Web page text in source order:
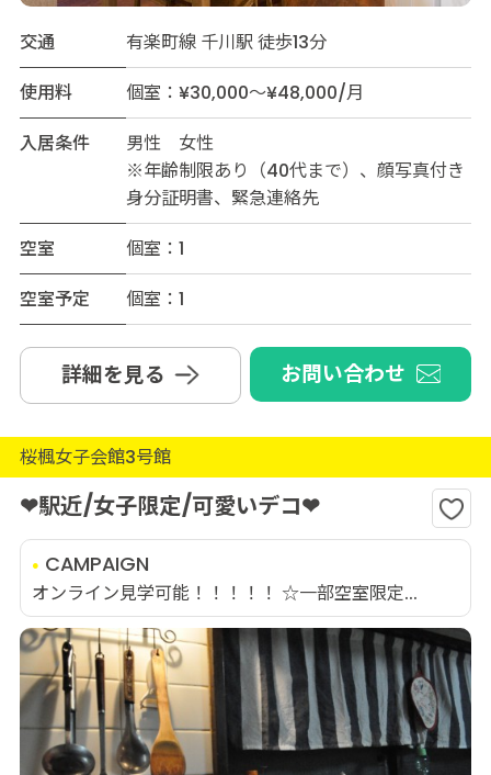
交通
有楽町線 千川駅 徒歩13分
使用料
個室：¥30,000～¥48,000/月
入居条件
男性 女性
※年齢制限あり（40代まで）、顔写真付き
身分証明書、緊急連絡先
空室
個室：1
空室予定
個室：1
詳細を見る お問い合わせ
桜楓女子会館3号館
❤駅近/女子限定/可愛いデコ❤
CAMPAIGN
オンライン見学可能！！！！！ ☆一部空室限定...